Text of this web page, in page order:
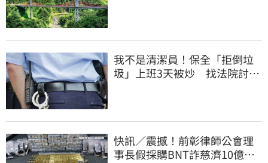
我不是清潔員！保全「拒倒垃
圾」上班3天被炒 找法院討公
快訊／震撼！前彰律師公會理
事長假採購BNT詐慈濟10億、